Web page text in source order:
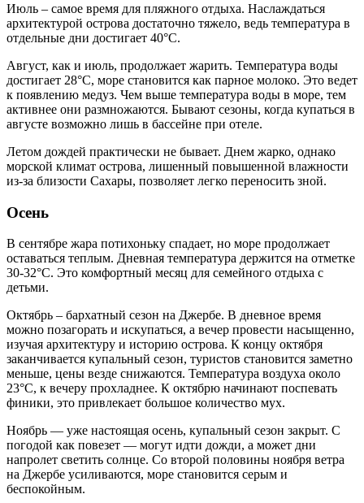
Июль – самое время для пляжного отдыха. Наслаждаться
архитектурой острова достаточно тяжело, ведь температура в
отдельные дни достигает 40°C.
Август, как и июль, продолжает жарить. Температура воды
достигает 28°C, море становится как парное молоко. Это ведет
к появлению медуз. Чем выше температура воды в море, тем
активнее они размножаются. Бывают сезоны, когда купаться в
августе возможно лишь в бассейне при отеле.
Летом дождей практически не бывает. Днем жарко, однако
морской климат острова, лишенный повышенной влажности
из-за близости Сахары, позволяет легко переносить зной.
Осень
В сентябре жара потихоньку спадает, но море продолжает
оставаться теплым. Дневная температура держится на отметке
30-32°C. Это комфортный месяц для семейного отдыха с
детьми.
Октябрь – бархатный сезон на Джербе. В дневное время
можно позагорать и искупаться, а вечер провести насыщенно,
изучая архитектуру и историю острова. К концу октября
заканчивается купальный сезон, туристов становится заметно
меньше, цены везде снижаются. Температура воздуха около
23°C, к вечеру прохладнее. К октябрю начинают поспевать
финики, это привлекает большое количество мух.
Ноябрь — уже настоящая осень, купальный сезон закрыт. С
погодой как повезет — могут идти дожди, а может дни
напролет светить солнце. Со второй половины ноября ветра
на Джербе усиливаются, море становится серым и
беспокойным.